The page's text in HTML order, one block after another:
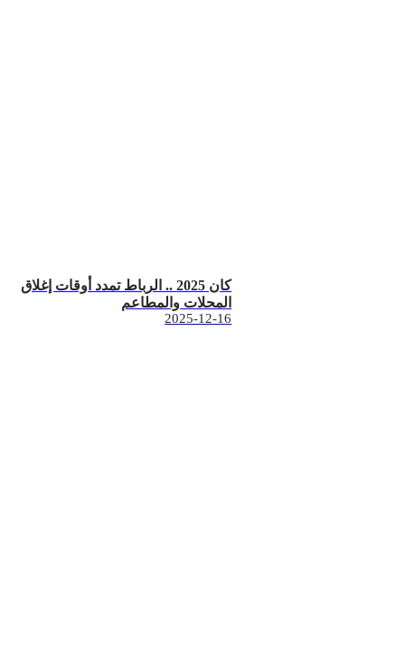
كان 2025 .. الرباط تمدد أوقات إغلاق
المحلات والمطاعم
2025-12-16